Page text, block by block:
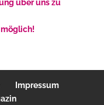
über uns zu
Impressum